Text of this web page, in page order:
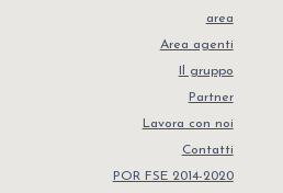
area
Area agenti
Il gruppo
Partner
Lavora con noi
Contatti
POR FSE 2014-2020